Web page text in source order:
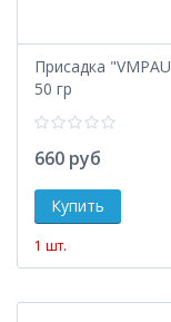
Присадка
50 гр
660 руб
1 шт.